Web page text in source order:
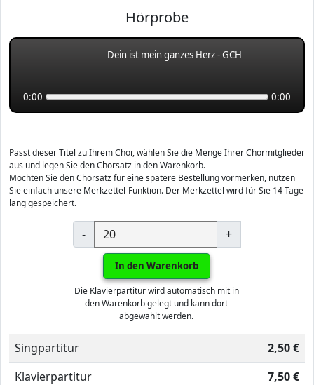
Hörprobe
Dein ist mein ganzes Herz - GCH
0:00 0:00
Passt dieser Titel zu Ihrem Chor, wählen Sie die Menge Ihrer Chormitglieder
aus und legen Sie den Chorsatz in den Warenkorb.
Möchten Sie den Chorsatz für eine spätere Bestellung vormerken, nutzen
Sie einfach unsere Merkzettel-Funktion. Der Merkzettel wird für Sie 14 Tage
lang gespeichert.
- +
In den Warenkorb
Die Klavierpartitur wird automatisch mit in
den Warenkorb gelegt und kann dort
abgewählt werden.
Singpartitur
2,50 €
Klavierpartitur
7,50 €